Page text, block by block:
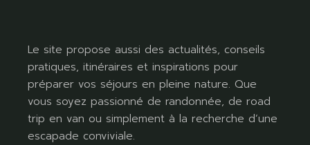
Le site propose aussi des actualités, conseils
pratiques, itinéraires et inspirations pour
préparer vos séjours en pleine nature. Que
vous soyez passionné de randonnée, de road
trip en van ou simplement à la recherche d’une
escapade conviviale.